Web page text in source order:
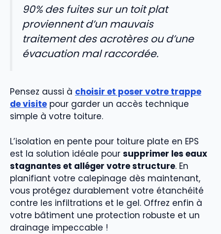
90% des fuites sur un toit plat
proviennent d’un mauvais
traitement des acrotères ou d’une
évacuation mal raccordée.
Pensez aussi à choisir et poser votre trappe
de visite pour garder un accès technique
simple à votre toiture.
L’isolation en pente pour toiture plate en EPS
est la solution idéale pour supprimer les eaux
stagnantes et alléger votre structure. En
planifiant votre calepinage dès maintenant,
vous protégez durablement votre étanchéité
contre les infiltrations et le gel. Offrez enfin à
votre bâtiment une protection robuste et un
drainage impeccable !